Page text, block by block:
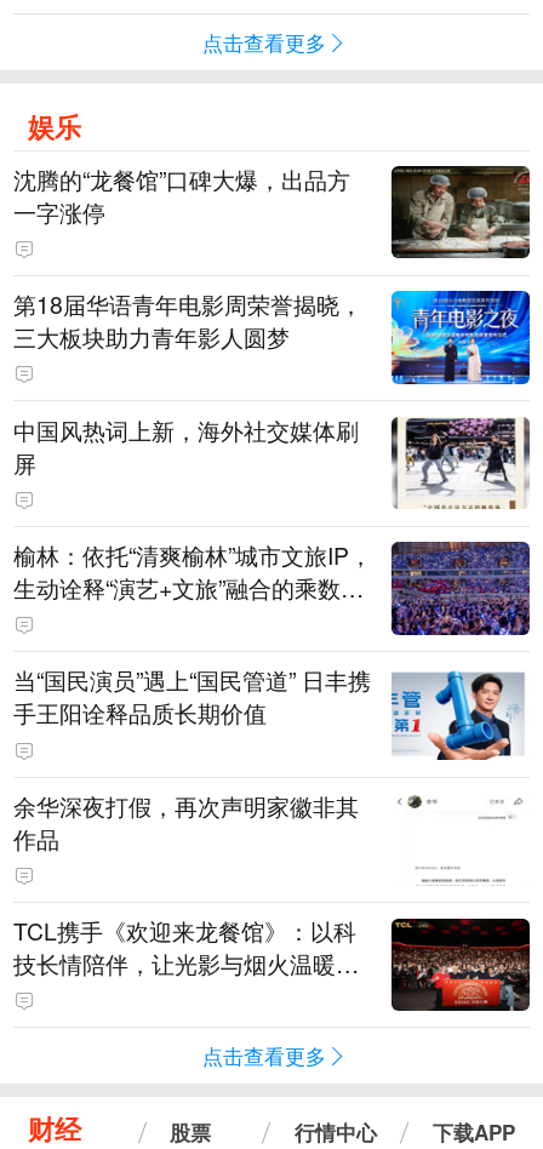
点击查看更多
娱乐
沈腾的“龙餐馆”口碑大爆，出品方
一字涨停
第18届华语青年电影周荣誉揭晓，
三大板块助力青年影人圆梦
中国风热词上新，海外社交媒体刷
屏
榆林：依托“清爽榆林”城市文旅IP，
生动诠释“演艺+文旅”融合的乘数效
应
当“国民演员”遇上“国民管道” 日丰携
手王阳诠释品质长期价值
余华深夜打假，再次声明家徽非其
作品
TCL携手《欢迎来龙餐馆》：以科
技长情陪伴，让光影与烟火温暖生
活
点击查看更多
财经 股票 行情中心 下载APP